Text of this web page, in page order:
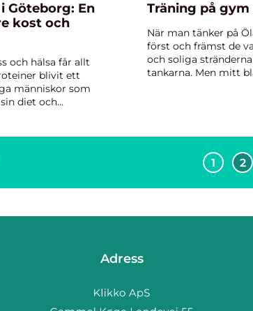
Göteborg: En
kost och
och hälsa får allt
blivit ett
människor som
diet och
Träning på gym
När man tänker på
först och främst de
och soliga
tankarna. Men mitt
1 2
Adress